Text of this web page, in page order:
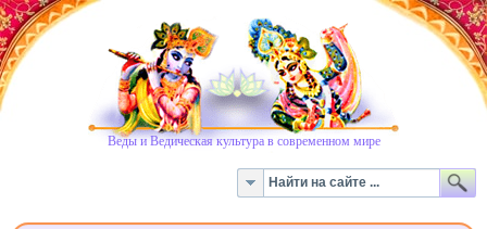
Веды и Ведическая культура в современном мире